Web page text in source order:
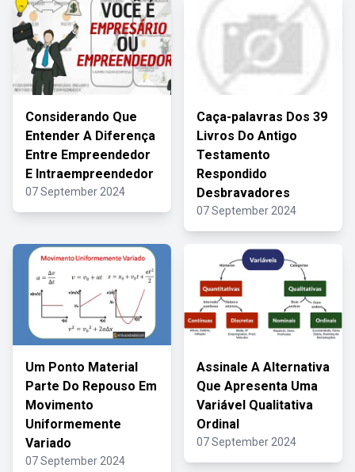
Considerando Que
Entender A Diferença
Entre Empreendedor
E Intraempreendedor
07 September 2024
Caça-palavras Dos 39
Livros Do Antigo
Testamento
Respondido
Desbravadores
07 September 2024
Um Ponto Material
Parte Do Repouso Em
Movimento
Uniformemente
Variado
07 September 2024
Assinale A Alternativa
Que Apresenta Uma
Variável Qualitativa
Ordinal
07 September 2024